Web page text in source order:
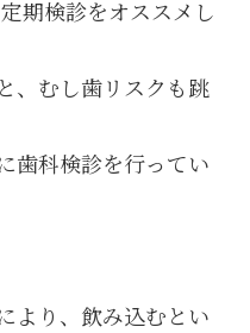
期検診をオススメし
、むし歯リスクも跳
歯科検診を行ってい
より、飲み込むとい